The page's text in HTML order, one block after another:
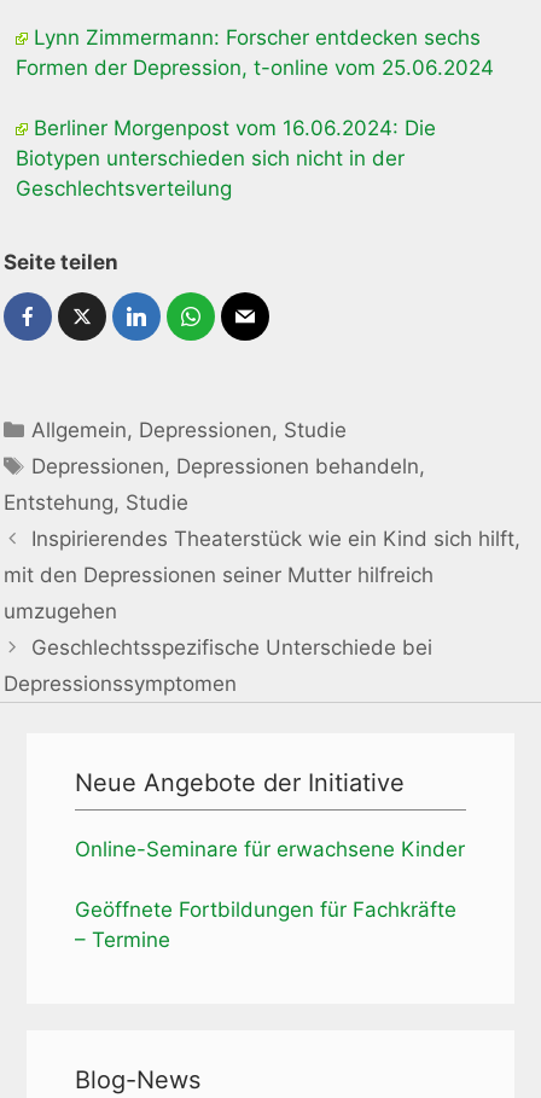
Lynn Zimmermann: Forscher entdecken sechs
Formen der Depression, t-online vom 25.06.2024
Berliner Morgenpost vom 16.06.2024: Die
Biotypen unterschieden sich nicht in der
Geschlechtsverteilung
Seite teilen
Allgemein, Depressionen, Studie
Depressionen, Depressionen behandeln,
Entstehung, Studie
Inspirierendes Theaterstück wie ein Kind sich hilft,
mit den Depressionen seiner Mutter hilfreich
umzugehen
Geschlechtsspezifische Unterschiede bei
Depressionssymptomen
Neue Angebote der Initiative
Online-Seminare für erwachsene Kinder
Geöffnete Fortbildungen für Fachkräfte
– Termine
Blog-News